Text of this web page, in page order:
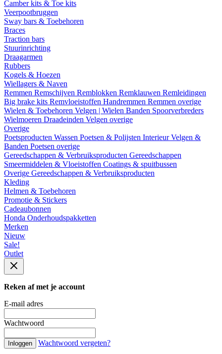
Camber kits & Toe kits
Veerpootbruggen
Sway bars & Toebehoren
Braces
Traction bars
Stuurinrichting
Draagarmen
Rubbers
Kogels & Hoezen
Wiellagers & Naven
Remmen Remschijven Remblokken Remklauwen Remleidingen
Big brake kits Remvloeistoffen Handremmen Remmen overige
Wielen & Toebehoren Velgen | Wielen Banden Spoorverbreders
Wielmoeren Draadeinden Velgen overige
Overige
Poetsproducten Wassen Poetsen & Polijsten InterieurVelgen &
Banden Poetsen overige
Gereedschappen & Verbruiksproducten Gereedschappen
Smeermiddelen & Vloeistoffen Coatings & spuitbussen
Overige Gereedschappen & Verbruiksproducten
Kleding
Helmen & Toebehoren
Promotie & Stickers
Cadeaubonnen
Honda Onderhoudspakketten
Merken
Nieuw
Sale!
Outlet
Reken af met je account
E-mail adres
Wachtwoord
Inloggen Wachtwoord vergeten?